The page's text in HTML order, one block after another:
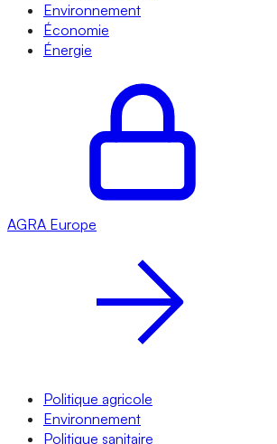
Environnement
Économie
Énergie
AGRA Europe
Politique agricole
Environnement
Politique sanitaire